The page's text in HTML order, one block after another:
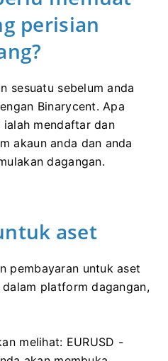
perisian
sesuatu sebelum anda
Binarycent. Apa
mendaftar dan
akaun anda dan anda
dagangan.
aset
pembayaran untuk aset
platform dagangan,
melihat: EURUSD -